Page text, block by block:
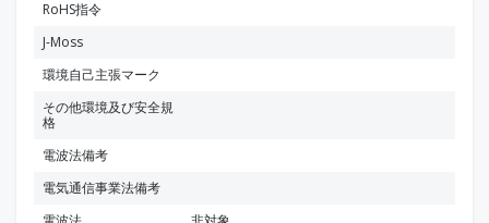
RoHS指令
J-Moss
環境自己主張マーク
その他環境及び安全規
格
電波法備考
電気通信事業法備考